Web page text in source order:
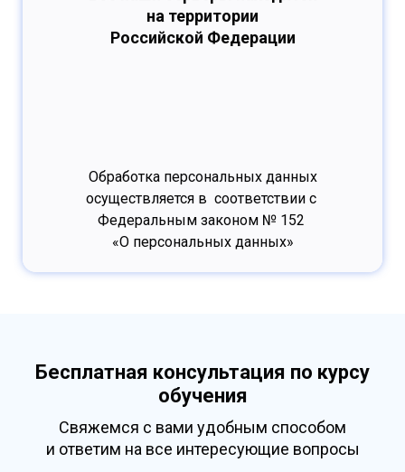
на территории
Российской Федерации
Обработка персональных данных
осуществляется в соответствии с
Федеральным законом № 152
«О персональных данных»
Бесплатная консультация по курсу
обучения
Свяжемся с вами удобным способом
и ответим на все интересующие вопросы